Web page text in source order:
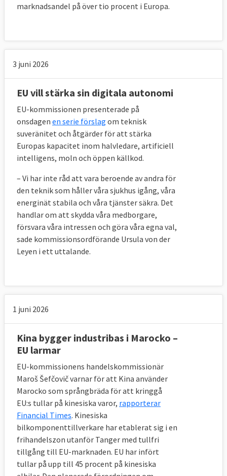
marknadsandel på över tio procent i Europa.
3 juni 2026
EU vill stärka sin digitala autonomi
EU-kommissionen presenterade på
onsdagen en serie förslag om teknisk
suveränitet och åtgärder för att stärka
Europas kapacitet inom halvledare, artificiell
intelligens, moln och öppen källkod.
– Vi har inte råd att vara beroende av andra för
den teknik som håller våra sjukhus igång, våra
energinät stabila och våra tjänster säkra. Det
handlar om att skydda våra medborgare,
försvara våra intressen och göra våra egna val,
sade kommissionsordförande Ursula von der
Leyen i ett uttalande.
1 juni 2026
Kina bygger industribas i Marocko –
EU larmar
EU-kommissionens handelskommissionär
Maroš Šefčovič varnar för att Kina använder
Marocko som språngbräda för att kringgå
EU:s tullar på kinesiska varor, rapporterar
Financial Times. Kinesiska
bilkomponenttillverkare har etablerat sig i en
frihandelszon utanför Tanger med tullfri
tillgång till EU-marknaden. EU har infört
tullar på upp till 45 procent på kinesiska